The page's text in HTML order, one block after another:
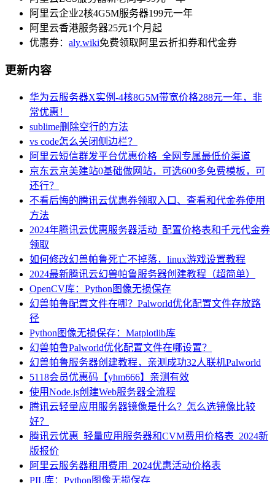
阿里云企业2核4G5M服务器199元一年
阿里云香港服务器25元1个月起
优惠券： aly.wiki免费领取阿里云折扣券和代金券
更新内容
华为云服务器X实例-4核8G5M带宽价格288元一年，非
常优惠！
sublime删除空行的方法
vs code怎么关闭侧边栏？
阿里云短信群发平台优惠价格_全网专属最低价渠道
京东云京美建站0基础做网站，可选600多免费模板，可
还行？
不看后悔的腾讯云优惠券领取入口、查看和代金券使用
方法
2024年腾讯云优惠服务器活动_配置价格表和千元代金券
领取
如何修改幻兽帕鲁死亡不掉落，linux游戏设置教程
2024最新腾讯云幻兽帕鲁服务器创建教程（超简单）
OpenCV库：Python图像无损保存
幻兽帕鲁配置文件在哪？Palworld优化配置文件存放路
径
Python图像无损保存：Matplotlib库
幻兽帕鲁Palworld优化配置文件在哪设置？
幻兽帕鲁服务器创建教程，亲测成功32人联机Palworld
5118会员优惠码【yhm666】亲测有效
使用Node.js创建Web服务器全流程
腾讯云轻量应用服务器镜像是什么？怎么选镜像比较
好？
腾讯云优惠_轻量应用服务器和CVM费用价格表_2024新
版报价
阿里云服务器租用费用_2024优惠活动价格表
PIL库：Python图像无损保存